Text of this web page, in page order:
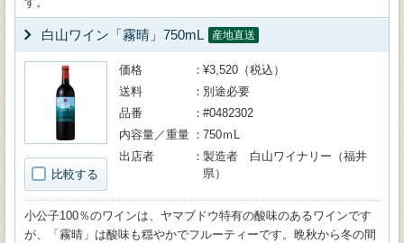
白山ワイン「霧晴」750mL 産地直送
比較する
価格
¥3,520（税込）
送料
別途必要
品番
#0482302
内容量／重量
750ｍL
出店者
製造者 白山ワイナリー（福井
県）
小公子100％のワインは、ヤマブドウ特有の酸味のあるワインです
が、「霧晴」は酸味も穏やかでフルーティーです。晩秋から冬の間